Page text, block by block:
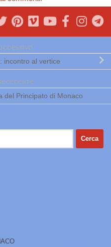
incontro al vertice
del Principato di Monaco